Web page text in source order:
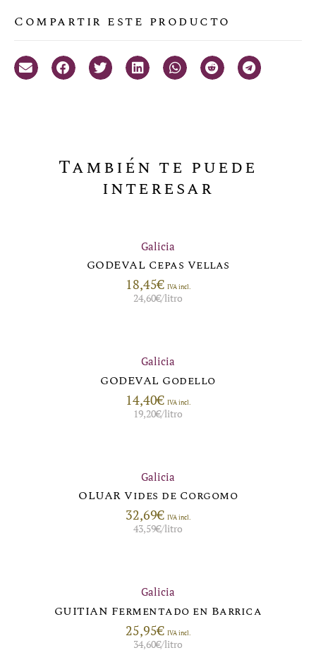
Compartir este producto
También te puede
interesar
Galicia
GODEVAL Cepas Vellas
18,45€ IVA incl.
24,60€/litro
Galicia
GODEVAL Godello
14,40€ IVA incl.
19,20€/litro
Galicia
OLUAR Vides de Corgomo
32,69€ IVA incl.
43,59€/litro
Galicia
GUITIAN Fermentado en Barrica
25,95€ IVA incl.
34,60€/litro